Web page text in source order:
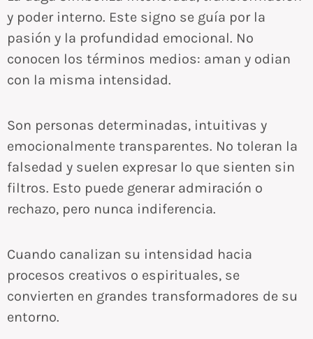
y poder interno. Este signo se guía por la
pasión y la profundidad emocional. No
conocen los términos medios: aman y odian
con la misma intensidad.
Son personas determinadas, intuitivas y
emocionalmente transparentes. No toleran la
falsedad y suelen expresar lo que sienten sin
filtros. Esto puede generar admiración o
rechazo, pero nunca indiferencia.
Cuando canalizan su intensidad hacia
procesos creativos o espirituales, se
convierten en grandes transformadores de su
entorno.